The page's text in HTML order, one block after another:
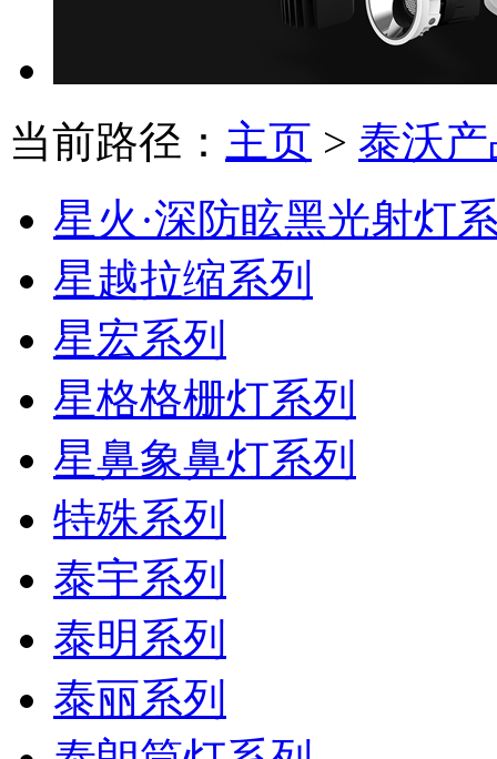
当前路径： 主页 > 泰沃
星火·深防眩黑光射灯
星越拉缩系列
星宏系列
星格格栅灯系列
星鼻象鼻灯系列
特殊系列
泰宇系列
泰明系列
泰丽系列